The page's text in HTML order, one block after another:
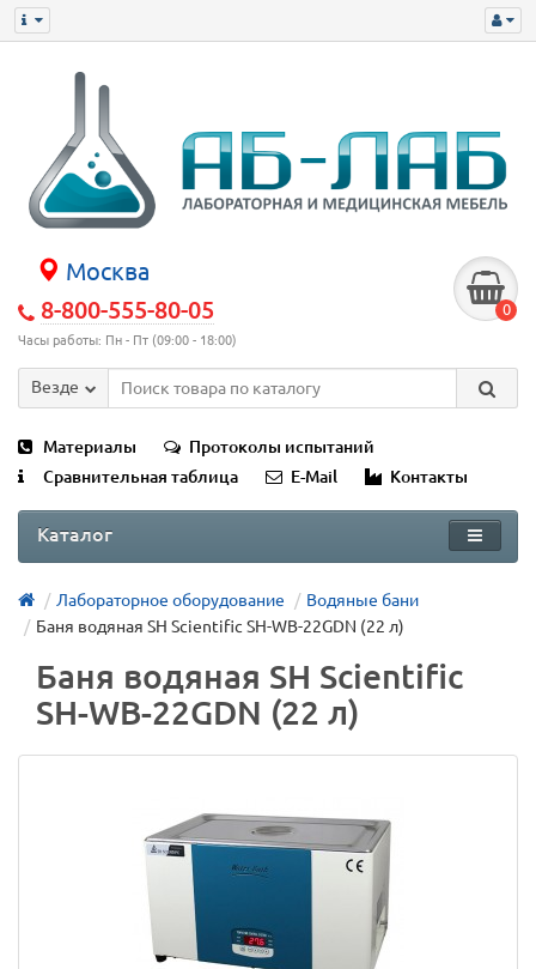
Москва
8-800-555-80-05
Часы работы: Пн - Пт (09:00 - 18:00)
0
Везде
Материалы
Протоколы испытаний
Сравнительная таблица
E-Mail Контакты
Каталог
Лабораторное оборудование
Водяные бани
Баня водяная SH Scientific SH-WB-22GDN (22 л)
Баня водяная SH Scientific
SH-WB-22GDN (22 л)